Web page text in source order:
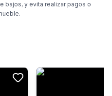
bajos, y evita realizar pagos o